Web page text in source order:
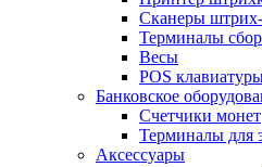
Сканеры
Терминалы
Весы
POS
Банковское
Счетчики монет
Терминалы для
Аксессуары